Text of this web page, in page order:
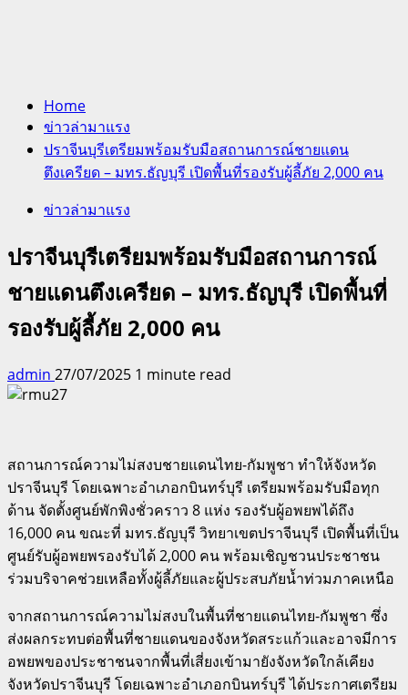
Home
ข่าวล่ามาแรง
ปราจีนบุรีเตรียมพร้อมรับมือสถานการณ์ชายแดน
ตึงเครียด – มทร.ธัญบุรี เปิดพื้นที่รองรับผู้ลี้ภัย 2,000 คน
ข่าวล่ามาแรง
ปราจีนบุรีเตรียมพร้อมรับมือสถานการณ์
ชายแดนตึงเครียด – มทร.ธัญบุรี เปิดพื้นที่
รองรับผู้ลี้ภัย 2,000 คน
admin 27/07/2025 1 minute read
สถานการณ์ความไม่สงบชายแดนไทย-กัมพูชา ทำให้จังหวัด
ปราจีนบุรี โดยเฉพาะอำเภอกบินทร์บุรี เตรียมพร้อมรับมือทุก
ด้าน จัดตั้งศูนย์พักพิงชั่วคราว 8 แห่ง รองรับผู้อพยพได้ถึง
16,000 คน ขณะที่ มทร.ธัญบุรี วิทยาเขตปราจีนบุรี เปิดพื้นที่เป็น
ศูนย์รับผู้อพยพรองรับได้ 2,000 คน พร้อมเชิญชวนประชาชน
ร่วมบริจาคช่วยเหลือทั้งผู้ลี้ภัยและผู้ประสบภัยน้ำท่วมภาคเหนือ
จากสถานการณ์ความไม่สงบในพื้นที่ชายแดนไทย-กัมพูชา ซึ่ง
ส่งผลกระทบต่อพื้นที่ชายแดนของจังหวัดสระแก้วและอาจมีการ
อพยพของประชาชนจากพื้นที่เสี่ยงเข้ามายังจังหวัดใกล้เคียง
จังหวัดปราจีนบุรี โดยเฉพาะอำเภอกบินทร์บุรี ได้ประกาศเตรียม